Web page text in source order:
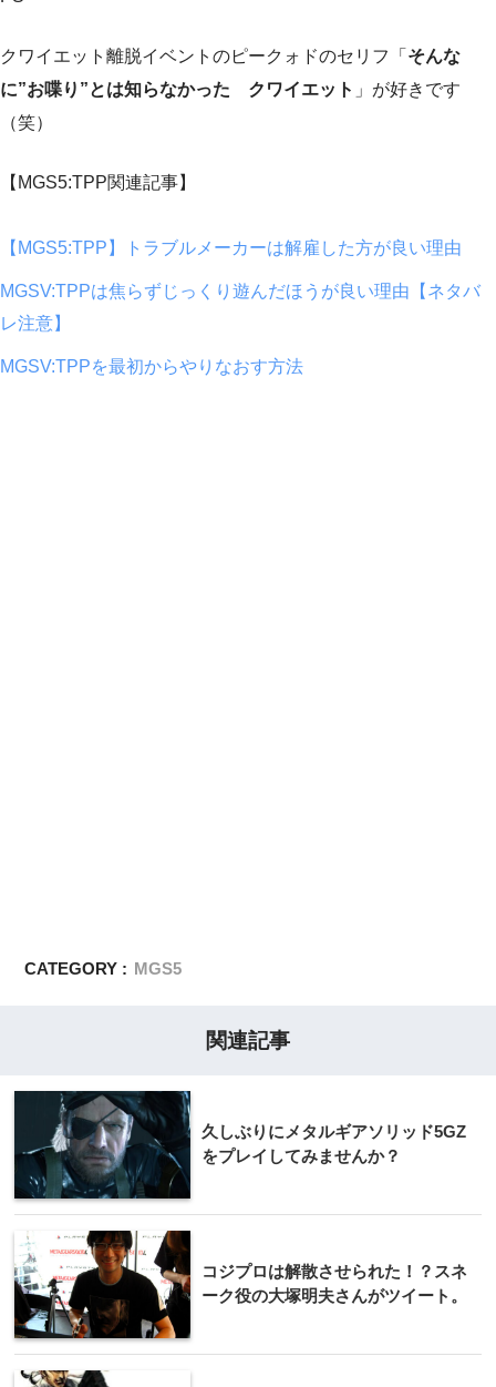
クワイエット離脱イベントのピークォドのセリフ「 そんな
に”お喋り”とは知らなかった クワイエット 」が好きです
（笑）
【MGS5:TPP関連記事】
【MGS5:TPP】トラブルメーカーは解雇した方が良い理由
MGSV:TPPは焦らずじっくり遊んだほうが良い理由【ネタバ
レ注意】
MGSV:TPPを最初からやりなおす方法
CATEGORY : MGS5
関連記事
久しぶりにメタルギアソリッド5GZ
をプレイしてみませんか？
コジプロは解散させられた！？スネ
ーク役の大塚明夫さんがツイート。